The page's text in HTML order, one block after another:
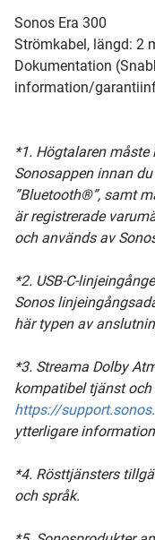
Sonos Era 300
Strömkabel, längd: 2
Dokumentation
information/
*1. Högtalaren måste
Sonosappen innan
”Bluetooth®”, samt
är registrerade
och används av
*2. USB-C-
Sonos
här typen av
*3. Streama Dolby
kompatibel tjänst
https://
ytterligare
*4. Rösttjänsters
och språk.